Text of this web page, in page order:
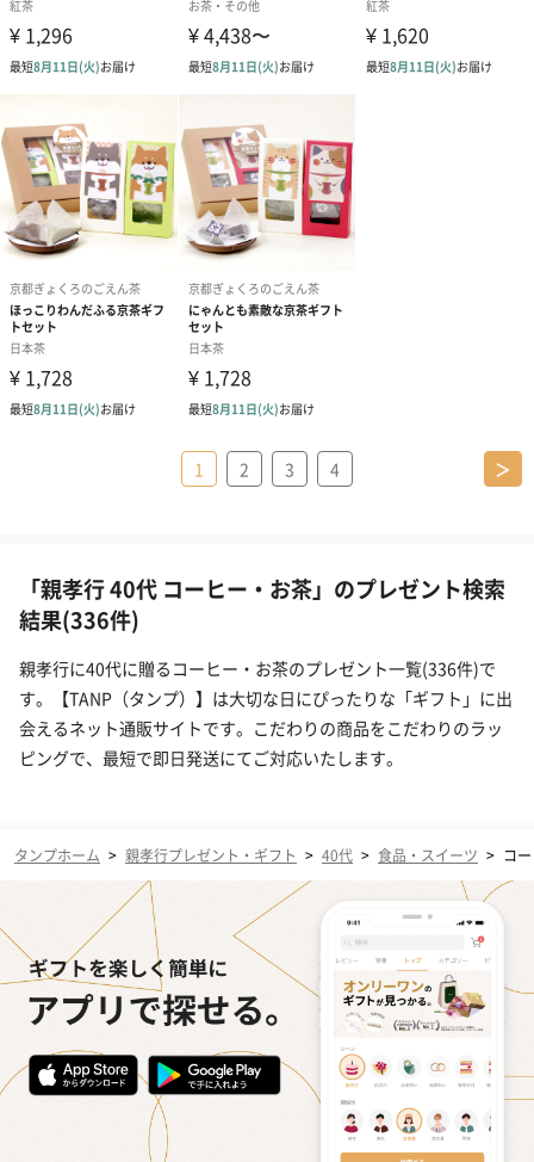
1 2 3 4 ＞
「親孝行 40代 コーヒー・お茶」のプレゼント検索
結果(336件)
親孝行に40代に贈るコーヒー・お茶のプレゼント一覧(336件)で
す。【TANP（タンプ）】は大切な日にぴったりな「ギフト」に出
会えるネット通販サイトです。こだわりの商品をこだわりのラッ
ピングで、最短で即日発送にてご対応いたします。
タンプホーム > 親孝行プレゼント・ギフト > 40代 > 食品・スイーツ > コ